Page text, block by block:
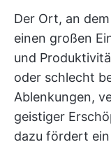
Der Ort, an
einen großen
und
oder schlecht
Ablenkungen,
geistiger
dazu fördert